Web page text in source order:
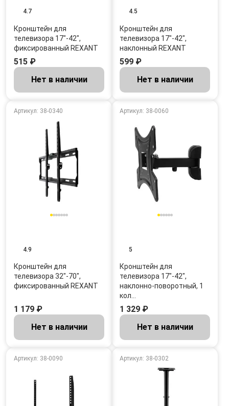
4.7
Кронштейн для
телевизора 17"-42",
фиксированный REXANT
515 ₽
Нет в наличии
4.5
Кронштейн для
телевизора 17"-42",
наклонный REXANT
599 ₽
Нет в наличии
Артикул: 38-0340
4.9
Кронштейн для
телевизора 32"-70",
фиксированный REXANT
1 179 ₽
Нет в наличии
Артикул: 38-0060
5
Кронштейн для
телевизора 17"-42",
наклонно-поворотный, 1
кол…
1 329 ₽
Нет в наличии
Артикул: 38-0090 Артикул: 38-0302